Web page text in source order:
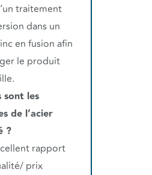
traitement
dans un
en fusion afin
le produit
sont les
de l’acier
?
rapport
prix